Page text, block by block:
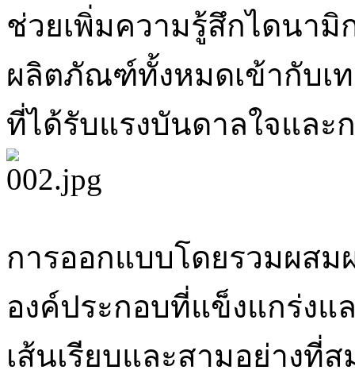
ช่วยเพิ่มความรู้สึกไดนา
ผลิตภัณฑ์ทั้งหมดเข้ากับเ
ที่ได้รับแรงบันดาลใจแล
การออกแบบโดยรวมผสม
องค์ประกอบที่แข็งแกร่งแ
เส้นเรียบและสามอย่างที่